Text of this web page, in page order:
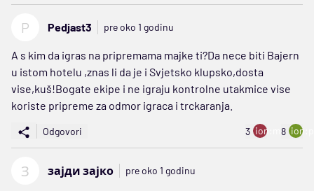
P Pedjast3 pre oko 1 godinu
A s kim da igras na pripremama majke ti?Da nece biti Bajern
u istom hotelu ,znas li da je i Svjetsko klupsko,dosta
vise,kuš!Bogate ekipe i ne igraju kontrolne utakmice vise
koriste pripreme za odmor igraca i trckaranja.
Odgovori 3 ion:minus
8
З зајди зајко pre oko 1 godinu